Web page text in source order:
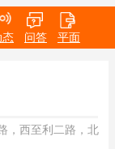
态 问答 平面
，西至利二路，北